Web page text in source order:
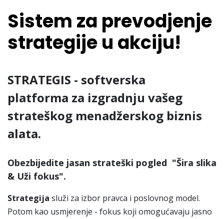
Sistem za prevodjenje
strategije u akciju!
STRATEGIS - softverska
platforma za izgradnju vašeg
strateškog menadžerskog biznis
alata.
Obezbijedite jasan strateški pogled "Šira slika
& Uži fokus".
Strategija služi za izbor pravca i poslovnog model.
Potom kao usmjerenje - fokus koji omogućavaju jasno